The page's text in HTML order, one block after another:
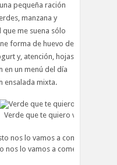
pequeña ración
manzana y
que me suena sólo
forma de huevo de
y, atención, hojas
en un menú del día
ensalada mixta.
Verde que te quiero verde
nos lo vamos a comer, tal cual